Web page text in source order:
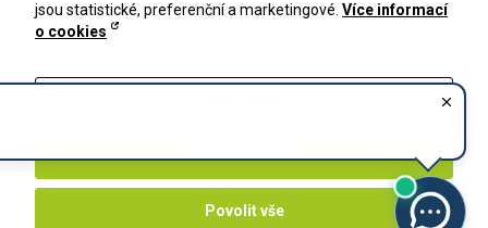
jsou statistické, preferenční a marketingové. Více informací
o cookies
Zakázat vše
Povolit vše